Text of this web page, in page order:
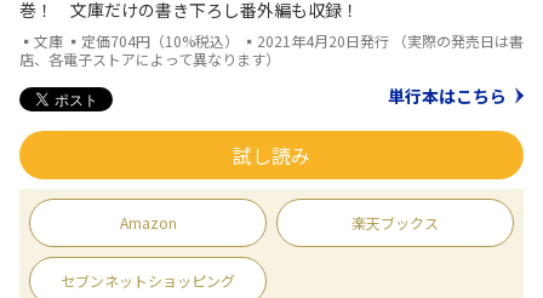
巻！ 文庫だけの書き下ろし番外編も収録！
▪文庫 ▪定価704円（10%税込） ▪2021年4月20日発行 （実際の発売日は書
店、各電子ストアによって異なります）
単行本はこちら
試し読み
Amazon 楽天ブックス
セブンネットショッピング